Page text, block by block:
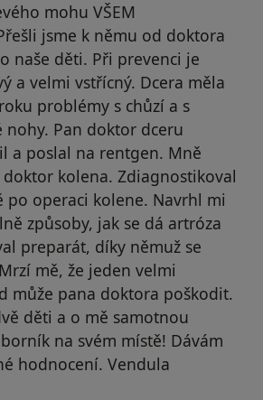
mohu VŠEM
jsme k němu od doktora
naše děti. Při prevenci je
a velmi vstřícný. Dcera měla
problémy s chůzí a s
nohy. Pan doktor dceru
a poslal na rentgen. Mně
kolena. Zdiagnostikoval
po operaci kolene. Navrhl mi
způsoby, jak se dá artróza
preparát, díky němuž se
mě, že jeden velmi
může pana doktora poškodit.
děti a o mě samotnou
na svém místě! Dávám
hodnocení. Vendula